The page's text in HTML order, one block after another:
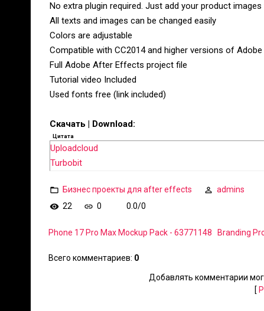
No extra plugin required. Just add your product
All texts and images can be changed easily
Colors are adjustable
Compatible with CC2014 and higher versions of
Full Adobe After Effects project file
Tutorial video Included
Used fonts free (link included)
Скачать | Download:
Цитата
Uploadcloud
Turbobit
Бизнес проекты для after effects
admins
22
0 0.0/0
Phone 17 Pro Max Mockup Pack - 63771148 Branding
Всего комментариев: 0
Добавлять комментарии
[